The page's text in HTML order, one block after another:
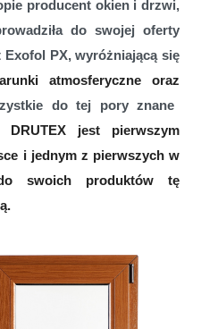
FOLIAMI RENOLIT EXOFOL
producent okien i drzwi,
do swojej oferty
PX, wyróżniającą się
atmosferyczne oraz
do tej pory znane
DRUTEX jest pierwszym
i jednym z pierwszych w
swoich produktów tę